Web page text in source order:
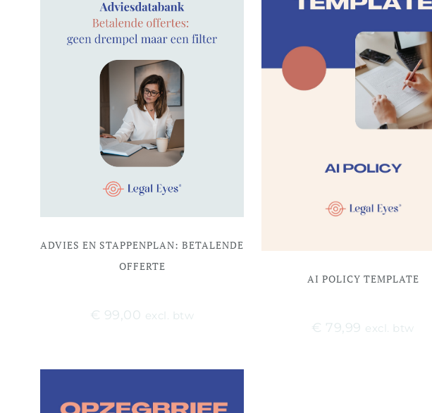
ADVIES EN STAPPENPLAN: BETALENDE
OFFERTE
€ 99,00 excl. btw
AI POLICY TEMPLATE
€ 79,99 excl. btw